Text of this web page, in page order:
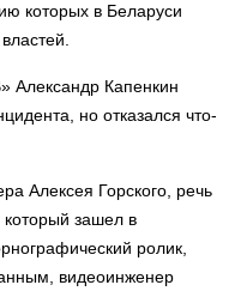
которых в Беларуси
Александр Капенкин
но отказался что-
Алексея Горского, речь
зашел в
ролик,
видеоинженер